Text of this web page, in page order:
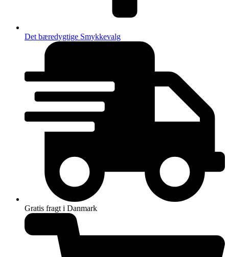
Det bæredygtige Smykkevalg
Gratis fragt i Danmark